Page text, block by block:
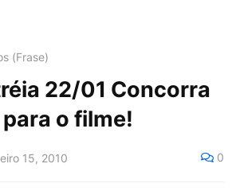
(Frase)
22/01 Concorra
o filme!
15, 2010 0